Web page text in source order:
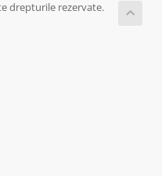
drepturile rezervate.